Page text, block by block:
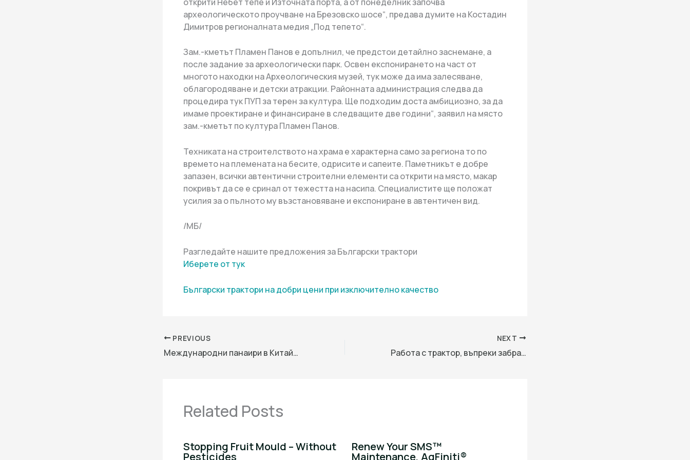
археологическото проучване на Брезовско шосе“, предава думите на Костадин
Димитров регионалната медия „Под тепето“.
Зам.-кметът Пламен Панов е допълнил, че предстои детайлно заснемане, а
после задание за археологически парк. Освен експонирането на част от
многото находки на Археологическия музей, тук може да има залесяване,
облагородяване и детски атракции. Районната администрация следва да
процедира тук ПУП за терен за култура. Ще подходим доста амбициозно, за да
имаме проектиране и финансиране в следващите две години“, заявил на място
зам.-кметът по култура Пламен Панов.
Техниката на строителството на храма е характерна само за региона то по
времето на племената на бесите, одрисите и сапеите. Паметникът е добре
запазен, всички автентични строителни елементи са открити на място, макар
покривът да се е сринал от тежестта на насипа. Специалистите ще положат
усилия за о пълното му възстановяване и експониране в автентичен вид.
/МБ/
Разгледайте нашите предложения за Български трактори
Иберете от тук
Български трактори на добри цени при изключително качество
PREVIOUS
Международни панаири в Китайска народна република
NEXT
Работа с трактор, въпреки забрана, е причината за пожара в Хасковско – Криминално
Related Posts
Stopping Fruit Mould – Without
Pesticides
Renew Your SMS™
Maintenance, AgFiniti®